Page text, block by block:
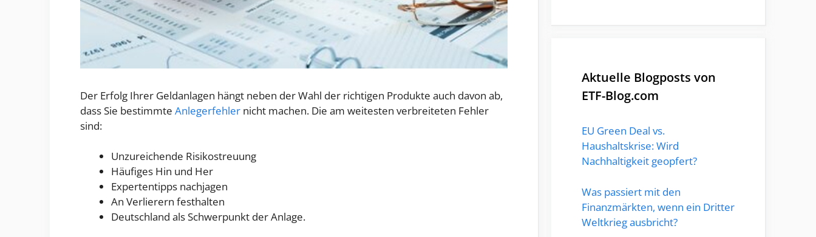
Der Erfolg Ihrer Geldanlagen hängt neben der Wahl der richtigen Produkte auch davon ab,
dass Sie bestimmte Anlegerfehler nicht machen. Die am weitesten verbreiteten Fehler
sind:
Unzureichende Risikostreuung
Häufiges Hin und Her
Expertentipps nachjagen
An Verlierern festhalten
Deutschland als Schwerpunkt der Anlage.
Aktuelle Blogposts von
ETF-Blog.com
EU Green Deal vs.
Haushaltskrise: Wird
Nachhaltigkeit geopfert?
Was passiert mit den
Finanzmärkten, wenn ein Dritter
Weltkrieg ausbricht?